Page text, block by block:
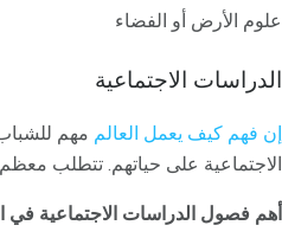
علوم الأرض أو الفضاء
الدراسات الاجتماعية
إن فهم كيف يعمل العالم مهم
الاجتماعية على حياتهم. تتطلب
أهم فصول الدراسات الاجتماعية في